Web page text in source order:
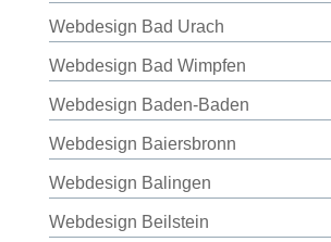
Webdesign Bad Urach
Webdesign Bad Wimpfen
Webdesign Baden-Baden
Webdesign Baiersbronn
Webdesign Balingen
Webdesign Beilstein